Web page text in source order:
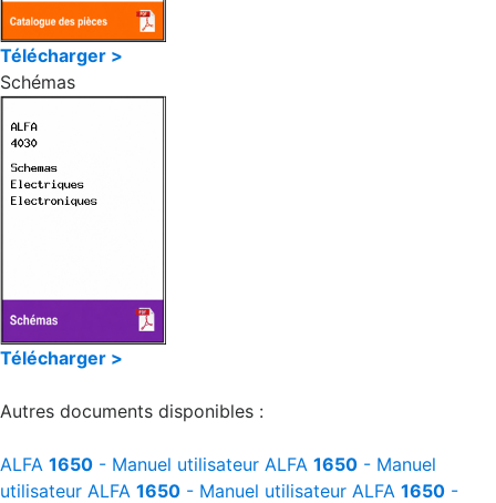
Télécharger >
Schémas
Télécharger >
Autres documents disponibles :
ALFA 1650 - Manuel utilisateur ALFA 1650 - Manuel
utilisateur ALFA 1650 - Manuel utilisateur ALFA 1650 -